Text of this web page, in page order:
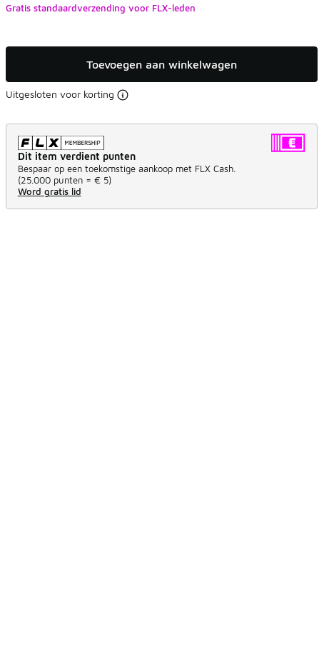
Gratis standaardverzending voor FLX-leden
Toevoegen aan winkelwagen
Uitgesloten voor korting
Dit item verdient punten
Bespaar op een toekomstige aankoop met FLX Cash.
(25.000 punten = € 5)
Word gratis lid